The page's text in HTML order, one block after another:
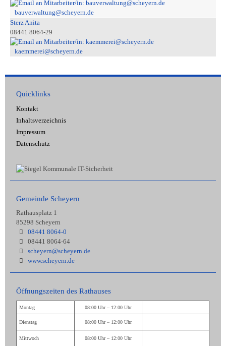
bauverwaltung@scheyern.de
Sterz Anita
08441 8064-29
kaemmerei@scheyern.de
Quicklinks
Kontakt
Inhaltsverzeichnis
Impressum
Datenschutz
Gemeinde Scheyern
Rathausplatz 1
85298 Scheyern
08441 8064-0
08441 8064-64
scheyern@scheyern.de
www.scheyern.de
Öffnungszeiten des Rathauses
Montag 08:00 Uhr – 12:00 Uhr
Dienstag 08:00 Uhr – 12:00 Uhr
Mittwoch 08:00 Uhr – 12:00 Uhr